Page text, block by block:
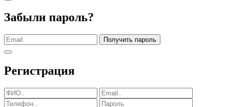
Забыли пароль?
Получить пароль
Регистрация